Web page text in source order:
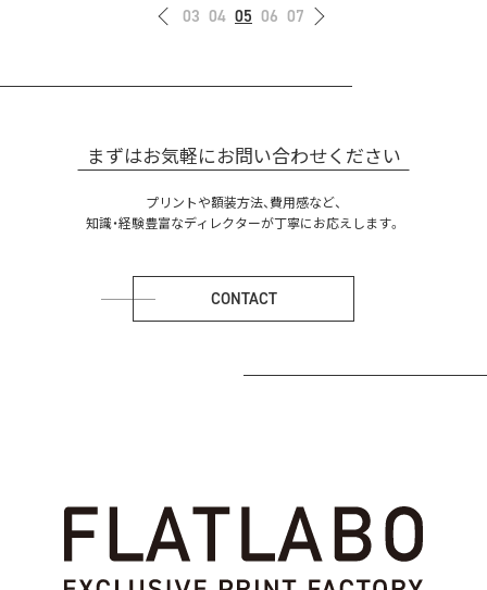
03 04 05 06 07
まずはお気軽にお問い合わせください
プリントや額装方法、費用感など、
知識・経験豊富なディレクターが丁寧にお応えします。
CONTACT